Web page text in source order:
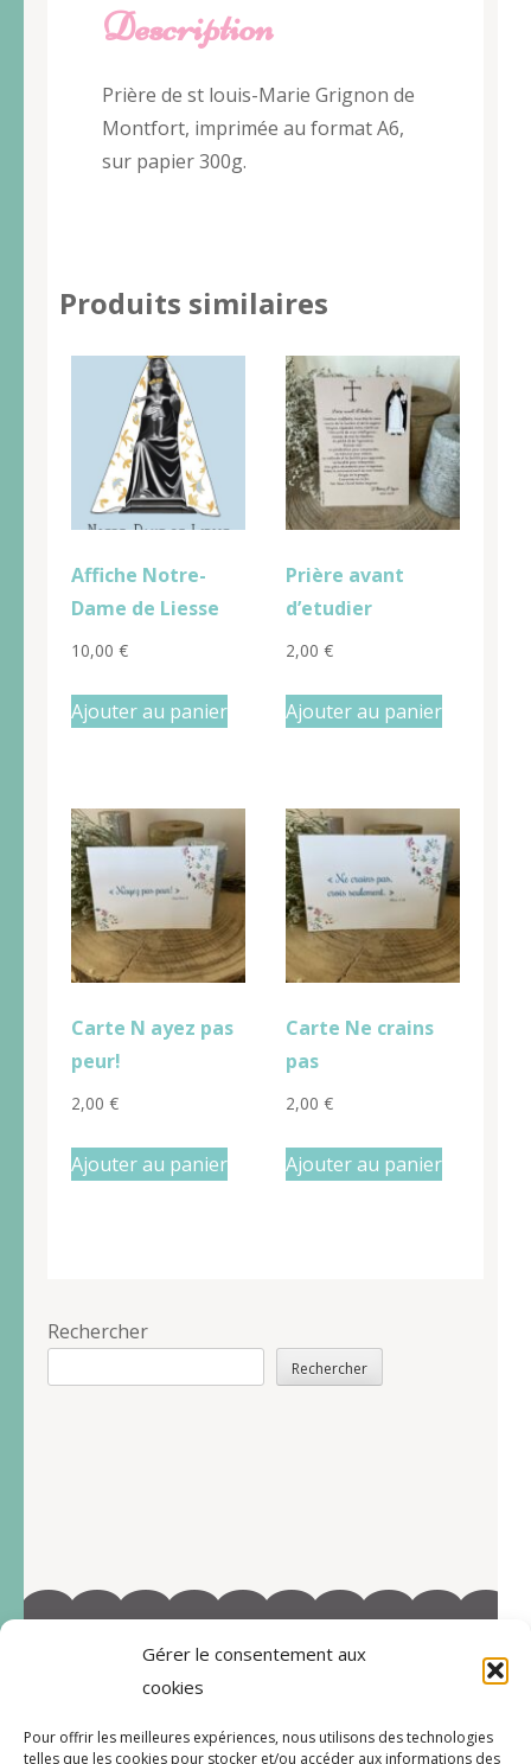
Gérer le consentement aux
cookies
Pour offrir les meilleures expériences, nous utilisons des technologies
telles que les cookies pour stocker et/ou accéder aux informations des
Description
Prière de st louis-Marie Grignon de
Montfort, imprimée au format A6,
sur papier 300g.
Produits similaires
Affiche Notre-
Dame de Liesse
10,00 €
Ajouter au panier
Prière avant
d’etudier
2,00 €
Ajouter au panier
Carte N ayez pas
peur!
2,00 €
Ajouter au panier
Carte Ne crains
pas
2,00 €
Ajouter au panier
Rechercher
Rechercher
©2022-Tous droits réservés à Marie-Blandine Sallé
112719597996038/